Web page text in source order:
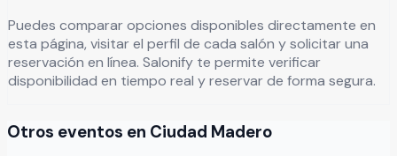
Puedes comparar opciones disponibles directamente en
esta página, visitar el perfil de cada salón y solicitar una
reservación en línea. Salonify te permite verificar
disponibilidad en tiempo real y reservar de forma segura.
Otros eventos en Ciudad Madero